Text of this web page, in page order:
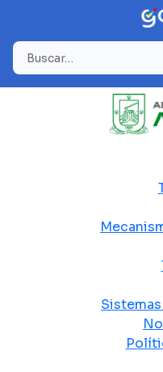
Buscar